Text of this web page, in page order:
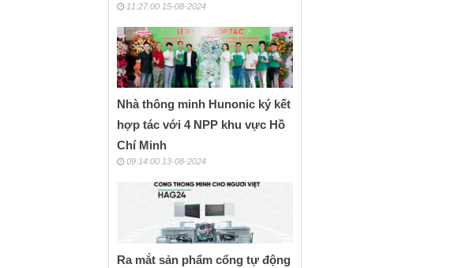
11:27:00 15-08-2024
Nhà thông minh Hunonic ký kết
hợp tác với 4 NPP khu vực Hồ
Chí Minh
09:14:00 13-08-2024
Ra mắt sản phẩm cổng tự động